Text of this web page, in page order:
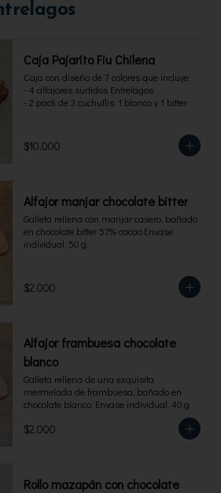
Caja Pajarito Fiu Chilena
Caja con diseño de 7 colores que incluye:
- 4 alfajores surtidos Entrelagos
- 2 pack de 3 cuchuflis. 1 blanco y 1 bitter
$10.000
Alfajor manjar chocolate bitter
Galleta rellena con manjar casero, bañado
en chocolate bitter 57% cacao.Envase
individual, 50 g.
$2.000
Alfajor frambuesa chocolate
blanco
Galleta rellena de una exquisita
mermelada de frambuesa, bañado en
chocolate blanco. Envase individual, 40 g.
$2.000
Rollo mazapán con chocolate